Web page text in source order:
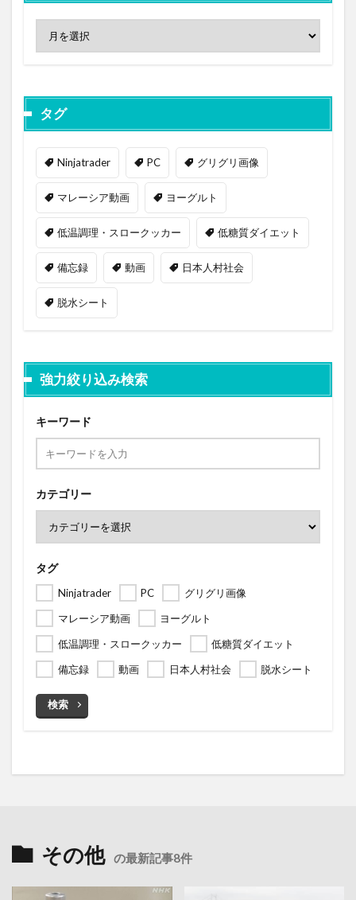
タグ
Ninjatrader PC グリグリ画像
マレーシア動画 ヨーグルト
低温調理・スロークッカー 低糖質ダイエット
備忘録 動画 日本人村社会
脱水シート
強力絞り込み検索
キーワード
カテゴリー
タグ
Ninjatrader PC
グリグリ画像
マレーシア動画
ヨーグルト
低温調理・スロークッカー
低糖質ダイエット
備忘録
動画 日本人村社会 脱水シート
検索
その他 の最新記事8件